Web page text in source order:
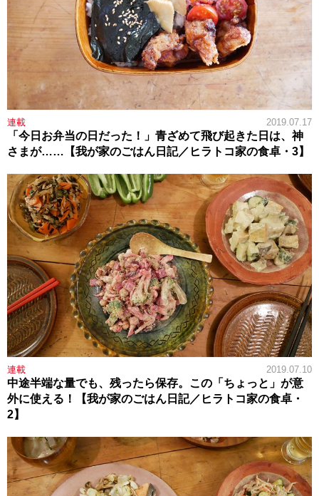
連載 2019.07.17
「今日お弁当の日だった！」青ざめて飛び起きた日は、神
さまが……【我が家のごはん日記／ヒラトコ家の食卓・3】
連載 2019.07.10
中途半端な量でも、残ったら保存。この「ちょっと」が意
外に使える！【我が家のごはん日記／ヒラトコ家の食卓・
2】